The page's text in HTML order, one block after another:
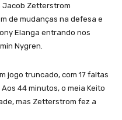
Jacob Zetterstrom
de mudanças na defesa e
Elanga entrando nos
Nygren.
jogo truncado, com 17 faltas
44 minutos, o meia Keito
mas Zetterstrom fez a